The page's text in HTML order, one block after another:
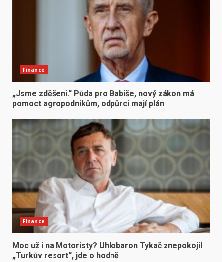
Finance
„Jsme zděšeni.“ Půda pro Babiše, nový zákon má
pomoct agropodnikům, odpůrci mají plán
Finance
Moc už i na Motoristy? Uhlobaron Tykač znepokojil
„Turkův resort“, jde o hodně